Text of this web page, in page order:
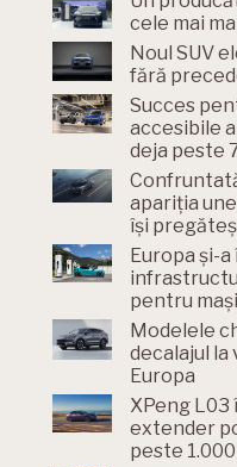
cele mai
Noul SUV
fără
Succes
accesibile
deja peste
apariția
își
Europa și-
pentru
Modelele
decalajul la
Europa
XPeng L03
extender
peste